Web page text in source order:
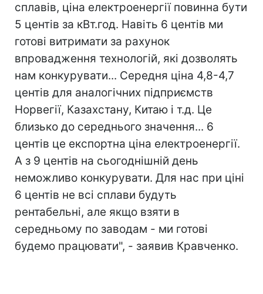
сплавів, ціна електроенергії повинна бути
5 центів за кВт.год. Навіть 6 центів ми
готові витримати за рахунок
впровадження технологій, які дозволять
нам конкурувати... Середня ціна 4,8-4,7
центів для аналогічних підприємств
Норвегії, Казахстану, Китаю і т.д. Це
близько до середнього значення... 6
центів це експортна ціна електроенергії.
А з 9 центів на сьогоднішній день
неможливо конкурувати. Для нас при ціні
6 центів не всі сплави будуть
рентабельні, але якщо взяти в
середньому по заводам - ми готові
будемо працювати", - заявив Кравченко.